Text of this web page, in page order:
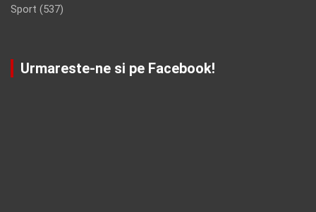
Sport (537)
Urmareste-ne si pe Facebook!